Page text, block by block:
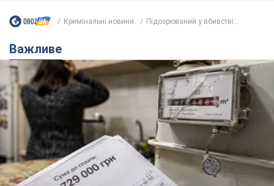
Кримінальні новини Підозрюваний у вбивстві...
Важливе